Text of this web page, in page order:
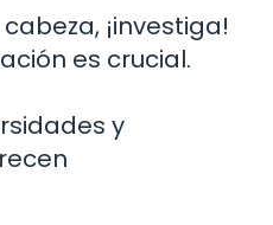
¡investiga!
es crucial.
y